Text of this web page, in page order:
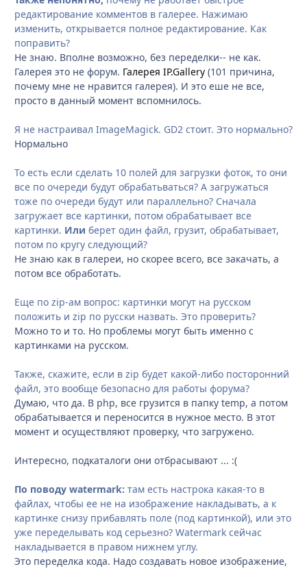
редактирование комментов в галерее. Нажимаю
изменить, открывается полное редактирование. Как
поправить?
Не знаю. Вполне возможно, без переделки-- не как.
Галерея это не форум. Галерея IP.Gallery (101 причина,
почему мне не нравится галерея). И это еше не все,
просто в данный момент вспомнилось.
Я не настраивал ImageMagick. GD2 стоит. Это нормально?
Нормально
То есть если сделать 10 полей для загрузки фоток, то они
все по очереди будут обрабатьваться? А загружаться
тоже по очереди будут или параллельно? Сначала
загружает все картинки, потом обрабатывает все
картинки. Или берет один файл, грузит, обрабатывает,
потом по кругу следующий?
Не знаю как в галереи, но скорее всего, все закачать, а
потом все обработать.
Еще по zip-ам вопрос: картинки могут на русском
положить и zip по русски назвать. Это проверить?
Можно то и то. Но проблемы могут быть именно с
картинками на русском.
Также, скажите, если в zip будет какой-либо посторонний
файл, это вообще безопасно для работы форума?
Думаю, что да. В php, все грузится в папку temp, а потом
обрабатывается и переносится в нужное место. В этот
момент и осуществляют проверку, что загружено.
Интересно, подкаталоги они отбрасывают ... :(
По поводу watermark: там есть настрока какая-то в
файлах, чтобы ее не на изображение накладывать, а к
картинке снизу прибавлять поле (под картинкой), или это
уже переделывать код серьезно? Watermark сейчас
накладывается в правом нижнем углу.
Это переделка кода. Надо создавать новое изображение,